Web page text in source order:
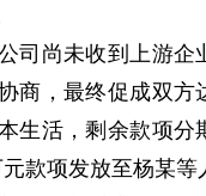
尚未收到上游企
商，最终促成双
生活，剩余款项
款项发放至杨某等